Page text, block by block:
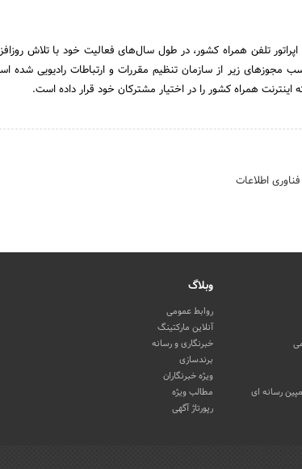
تلفن همراه کشور، در طول سال‌های فعالیت خود با تلاش
زیر از سازمان تنظیم مقررات و ارتباطات رادیویی شده
همراه کشور را در اختیار مشترکان خود قرار داده است.
اطلاعات
رسانه ای
وبلاگ
روابط عمومی
آنلاین مارکتینگ
خبرنگاری و رسانه
برندسازی
ویژه خبرنگاران
مطالب ویژه
رپورتاژ آگهی